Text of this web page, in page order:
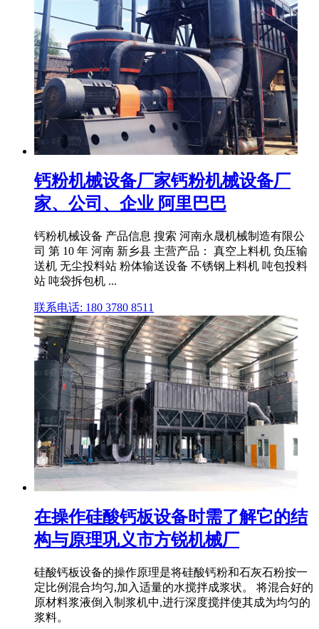
钙粉机械设备厂家钙粉机械设备厂
家、公司、企业 阿里巴巴
钙粉机械设备 产品信息 搜索 河南永晟机械制造有限公
司 第 10 年 河南 新乡县 主营产品： 真空上料机 负压输
送机 无尘投料站 粉体输送设备 不锈钢上料机 吨包投料
站 吨袋拆包机 ...
联系电话: 180 3780 8511
在操作硅酸钙板设备时需了解它的结
构与原理巩义市方锐机械厂
硅酸钙板设备的操作原理是将硅酸钙粉和石灰石粉按一
定比例混合均匀,加入适量的水搅拌成浆状。 将混合好的
原材料浆液倒入制浆机中,进行深度搅拌使其成为均匀的
浆料。